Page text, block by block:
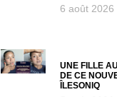
6 août 2026
UNE FILLE
DE CE
ÎLESONIQ